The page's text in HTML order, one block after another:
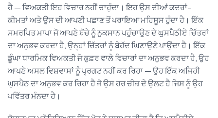
ਹੈ — ਵਿਅਕਤੀ ਇਹ ਵਿਚਾਰ ਨਹੀਂ ਚਾਹੁੰਦਾ। ਇਹ ਉਸ ਦੀਆਂ ਕਦਰਾਂ-
ਕੀਮਤਾਂ ਅਤੇ ਉਸ ਦੀ ਆਪਣੀ ਪਛਾਣ ਤੋਂ ਪਰਾਇਆ ਮਹਿਸੂਸ ਹੁੰਦਾ ਹੈ। ਇੱਕ
ਸਮਰਪਿਤ ਮਾਪਾ ਜੋ ਆਪਣੇ ਬੱਚੇ ਨੂੰ ਨੁਕਸਾਨ ਪਹੁੰਚਾਉਣ ਦੇ ਘੁਸਪੈਠੀਏ ਚਿੱਤਰਾਂ
ਦਾ ਅਨੁਭਵ ਕਰਦਾ ਹੈ, ਉਨ੍ਹਾਂ ਚਿੱਤਰਾਂ ਨੂੰ ਬੇਹੱਦ ਘਿਣਾਉਣੇ ਪਾਉਂਦਾ ਹੈ। ਇੱਕ
ਡੂੰਘਾ ਧਾਰਮਿਕ ਵਿਅਕਤੀ ਜੋ ਕੁਫ਼ਰ ਵਾਲੇ ਵਿਚਾਰਾਂ ਦਾ ਅਨੁਭਵ ਕਰਦਾ ਹੈ, ਉਹ
ਆਪਣੇ ਅਸਲ ਵਿਸ਼ਵਾਸਾਂ ਨੂੰ ਪ੍ਰਗਟ ਨਹੀਂ ਕਰ ਰਿਹਾ — ਉਹ ਇੱਕ ਅਜਿਹੀ
ਘੁਸਪੈਠ ਦਾ ਅਨੁਭਵ ਕਰ ਰਿਹਾ ਹੈ ਜੋ ਉਸ ਹਰ ਚੀਜ਼ ਦੇ ਉਲਟ ਹੈ ਜਿਸ ਨੂੰ ਉਹ
ਪਵਿੱਤਰ ਮੰਨਦਾ ਹੈ।